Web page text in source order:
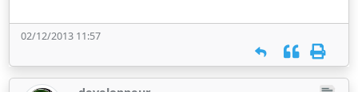
02/12/2013 11:57